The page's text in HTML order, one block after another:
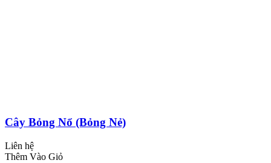
Cây Bỏng Nổ (Bỏng Nẻ)
Liên hệ
Thêm Vào Giỏ